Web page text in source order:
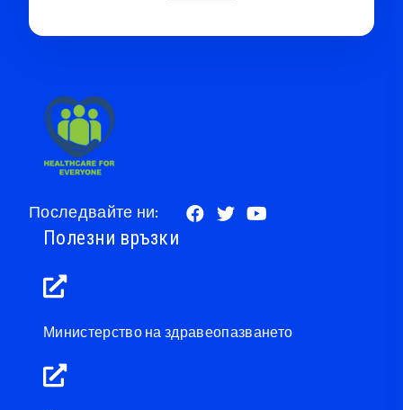
Последвайте ни:
Полезни връзки
Министерство на здравеопазването